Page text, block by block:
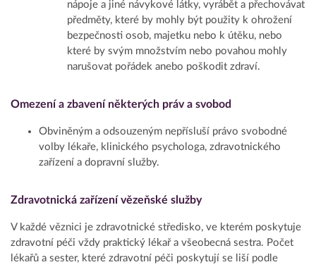
nápoje a jiné návykové látky, vyrábět a přechovávat
předměty, které by mohly být použity k ohrožení
bezpečnosti osob, majetku nebo k útěku, nebo
které by svým množstvím nebo povahou mohly
narušovat pořádek anebo poškodit zdraví.
Omezení a zbavení některých práv a svobod
Obviněným a odsouzeným nepřísluší právo svobodné
volby lékaře, klinického psychologa, zdravotnického
zařízení a dopravní služby.
Zdravotnická zařízení vězeňské služby
V každé věznici je zdravotnické středisko, ve kterém poskytuje
zdravotní péči vždy praktický lékař a všeobecná sestra. Počet
lékařů a sester, které zdravotní péči poskytují se liší podle